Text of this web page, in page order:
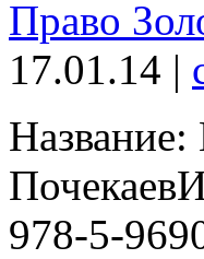
Право
17.01.14 |
978-5-